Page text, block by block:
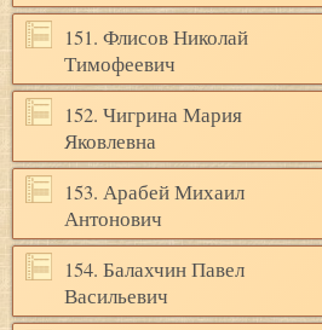
151. Флисов Николай
Тимофеевич
152. Чигрина Мария
Яковлевна
153. Арабей Михаил
Антонович
154. Балахчин Павел
Васильевич